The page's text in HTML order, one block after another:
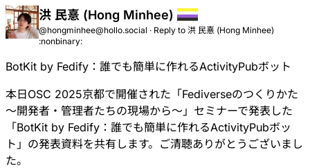
洪 民憙 (Hong Minhee)
@hongminhee@hollo.social · Reply to 洪 民憙 (Hong Minhee)
:nonbinary:
BotKit by Fedify：誰でも簡単に作れるActivityPubボット
本日OSC 2025京都で開催された「Fediverseのつくりかた
〜開発者・管理者たちの現場から〜 」セミナーで発表した
「BotKit by Fedify：誰でも簡単に作れるActivityPubボッ
ト 」の発表資料を共有します。ご清聴ありがとうございまし
た。